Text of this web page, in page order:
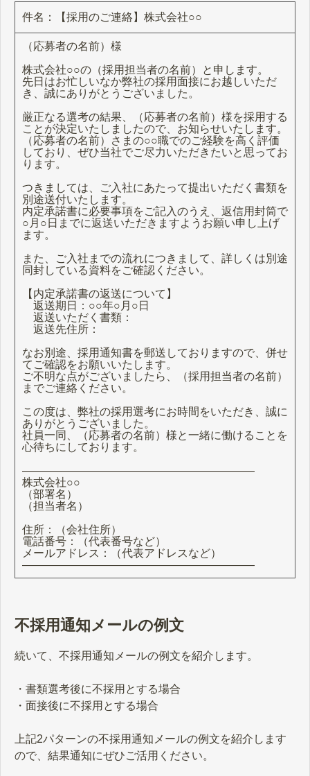
件名：【採用のご連絡】株式会社○○
（応募者の名前）様
株式会社○○の（採用担当者の名前）と申します。
先日はお忙しいなか弊社の採用面接にお越しいただ
き、誠にありがとうございました。
厳正なる選考の結果、（応募者の名前）様を採用する
ことが決定いたしましたので、お知らせいたします。
（応募者の名前）さまの○○職でのご経験を高く評価
しており、ぜひ当社でご尽力いただきたいと思ってお
ります。
つきましては、ご入社にあたって提出いただく書類を
別途送付いたします。
内定承諾書に必要事項をご記入のうえ、返信用封筒で
○月○日までに返送いただきますようお願い申し上げ
ます。
また、ご入社までの流れにつきまして、詳しくは別途
同封している資料をご確認ください。
【内定承諾書の返送について】
返送期日：○○年○月○日
返送いただく書類：
返送先住所：
なお別途、採用通知書を郵送しておりますので、併せ
てご確認をお願いいたします。
ご不明な点がございましたら、（採用担当者の名前）
までご連絡ください。
この度は、弊社の採用選考にお時間をいただき、誠に
ありがとうございました。
社員一同、（応募者の名前）様と一緒に働けることを
心待ちにしております。
―――――――――――――――――――――
株式会社○○
（部署名）
（担当者名）
住所：（会社住所）
電話番号：（代表番号など）
メールアドレス：（代表アドレスなど）
―――――――――――――――――――――
不採用通知メールの例文
続いて、不採用通知メールの例文を紹介します。
・書類選考後に不採用とする場合
・面接後に不採用とする場合
上記2パターンの不採用通知メールの例文を紹介します
ので、結果通知にぜひご活用ください。